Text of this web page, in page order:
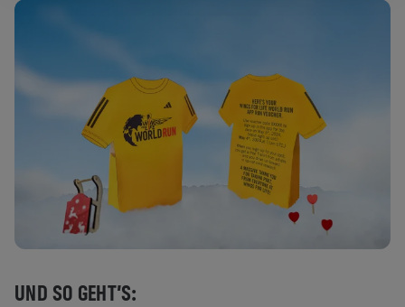
UND SO GEHT’S: